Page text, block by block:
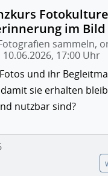
im Bild
sammeln,
17:00 Uhr
und ihr
sie erhalten
nutzbar sind?